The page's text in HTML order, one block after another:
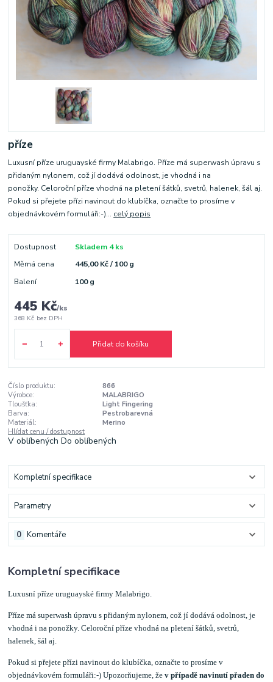
příze
Luxusní příze uruguayské firmy Malabrigo. Příze má superwash úpravu s
přidaným nylonem, což jí dodává odolnost, je vhodná i na
ponožky. Celoroční příze vhodná na pletení šátků, svetrů, halenek, šál aj.
Pokud si přejete přízi navinout do klubíčka, označte to prosíme v
objednávkovém formuláři:-)... celý popis
Dostupnost
Skladem 4 ks
Měrná cena
445,00 Kč / 100 g
Balení
100 g
445 Kč/ks
368 Kč bez DPH
Přidat do košíku
Číslo produktu:
866
Výrobce:
MALABRIGO
Tloušťka:
Light Fingering
Barva:
Pestrobarevná
Materiál:
Merino
Hlídat cenu / dostupnost
V oblíbenýchDo oblíbených
Kompletní specifikace
Parametry
Komentáře
0
Kompletní specifikace
Luxusní příze uruguayské firmy Malabrigo.
Příze má superwash úpravu s přidaným nylonem, což jí dodává odolnost, je
vhodná i na ponožky.Celoroční příze vhodná na pletení šátků, svetrů,
halenek, šál aj.
Pokud si přejete přízi navinout do klubíčka, označte to prosíme v
objednávkovém formuláři:-) Upozorňujeme, žev případě navinutí přaden do